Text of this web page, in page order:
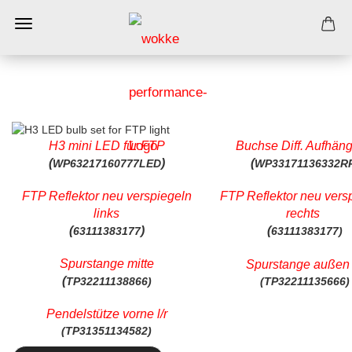
H3 mini LED für FTP
(WP63217160777LED)
Buchse Diff.
(
FTP Reflektor neu verspiegeln
links
(63111383177)
FTP Reflektor neu
rechts
(63111383177)
Spurstange mitte
(TP32211138866)
Spurstange außen
(TP32211135666)
Pendelstütze vorne l/r
(TP31351134582)